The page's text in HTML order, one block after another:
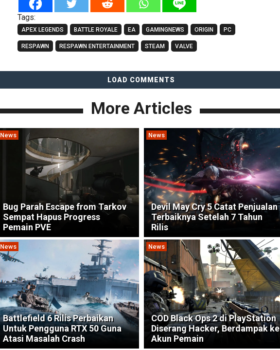
Tags:
APEX LEGENDS BATTLE ROYALE EA GAMINGNEWS ORIGIN PC
RESPAWN RESPAWN ENTERTAINMENT STEAM VALVE
LOAD COMMENTS
More Articles
News
Bug Parah Escape from Tarkov
Sempat Hapus Progress
Pemain PVE
News
Devil May Cry 5 Catat Penjualan
Terbaiknya Setelah 7 Tahun
Rilis
News
Battlefield 6 Rilis Perbaikan
Untuk Pengguna RTX 50 Guna
Atasi Masalah Crash
News
COD Black Ops 2 di PlayStation
Diserang Hacker, Berdampak ke
Akun Pemain